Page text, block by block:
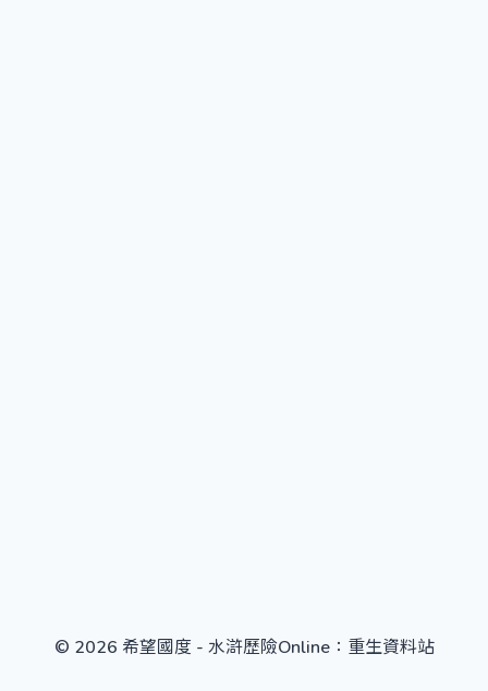
© 2026 希望國度 - 水滸歷險Online：重生資料站